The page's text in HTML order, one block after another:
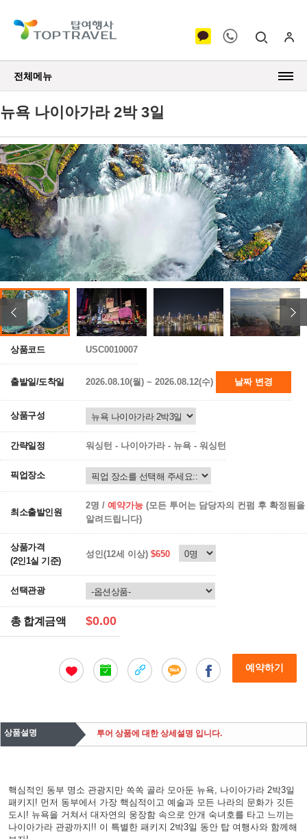
전체메뉴
뉴욕 나이아가라 2박 3일
상품코드 USC0010007
출발일/도착일 2026.08.10(월) ~ 2026.08.12(수) 날짜 변경
상품구성
간략일정 워싱턴 - 나이아가라 - 뉴욕 - 워싱턴
픽업장소
최소출발인원
2명 / 예약가능 (모든 투어는 담당자의 컨펌 후 확정됨을
알려드립니다)
상품가격
(2인1실 기준)
성인(12세 이상) $650
선택관광
총 합계금액 $0.00
예약하기
상품설명 투어 상품에 대한 상세설명 입니다.
핵심적인 동부 명소 관광지만 쏙쏙 골라 모아둔 뉴욕, 나이아가라 2박3일
패키지! 먼저 동부에서 가장 핵심적이고 예술과 모든 나라의 문화가 깃든
도시! 뉴욕을 거쳐서 대자연의 웅장함 속으로 안개 숙녀호를 타고 느끼는
나이아가라 관광까지!! 이 특별한 패키지 2박3일 동안 탑 여행사와 함께해